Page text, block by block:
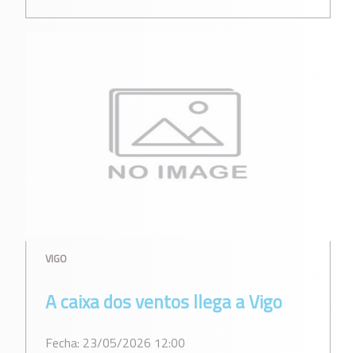
VIGO
A caixa dos ventos llega a Vigo
Fecha: 23/05/2026 12:00